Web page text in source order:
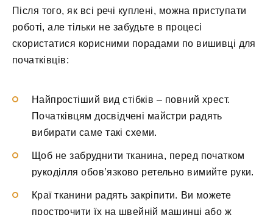
Після того, як всі речі куплені, можна приступати
роботі, але тільки не забудьте в процесі
скористатися корисними порадами по вишивці для
початківців:
Найпростіший вид стібків – повний хрест.
Початківцям досвідчені майстри радять
вибирати саме такі схеми.
Щоб не забруднити тканина, перед початком
рукоділля обов’язково ретельно вимийте руки.
Краї тканини радять закріпити. Ви можете
прострочити їх на швейній машинці або ж